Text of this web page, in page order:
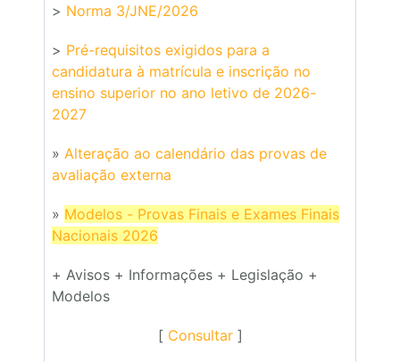
> Norma 3/JNE/2026
> Pré-requisitos exigidos para a
candidatura à matrícula e inscrição no
ensino superior no ano letivo de 2026-
2027
» Alteração ao calendário das provas de
avaliação externa
» Modelos - Provas Finais e Exames Finais
Nacionais 2026
+ Avisos + Informações + Legislação +
Modelos
[ Consultar]